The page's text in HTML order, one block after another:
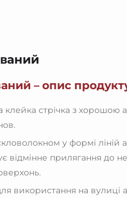
– опис
клейка стрічка з хорошою
у формі ліній
відмінне прилягання до
використання на вулиці